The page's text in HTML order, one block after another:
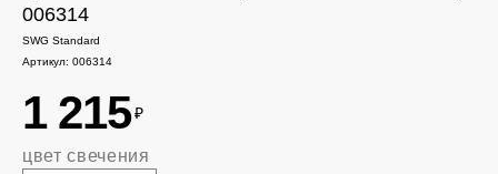
006314
SWG Standard
Артикул: 006314
1 215 ₽
цвет свечения